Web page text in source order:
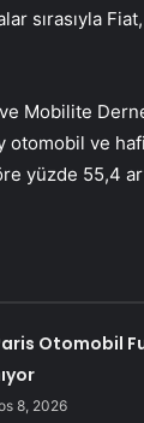
sırasıyla
Mobilite
otomobil ve
yüzde 55,4
Otomobil
8, 2026